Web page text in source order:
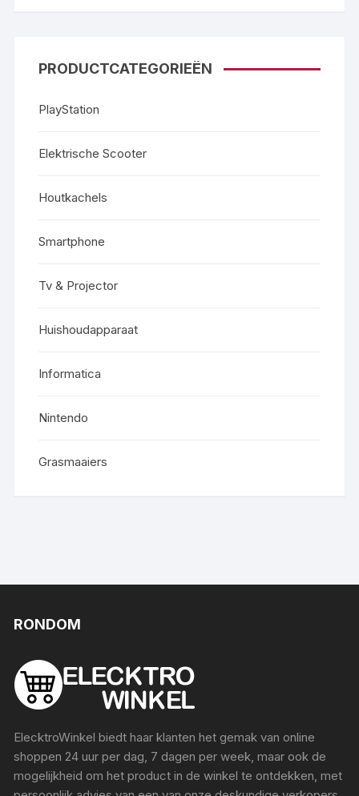
PRODUCTCATEGORIEËN
PlayStation
Elektrische Scooter
Houtkachels
Smartphone
Tv & Projector
Huishoudapparaat
Informatica
Nintendo
Grasmaaiers
RONDOM
ElecktroWinkel biedt haar klanten het gemak van online
shoppen 24 uur per dag, 7 dagen per week, maar ook de
mogelijkheid om het product in de winkel te ontdekken, met